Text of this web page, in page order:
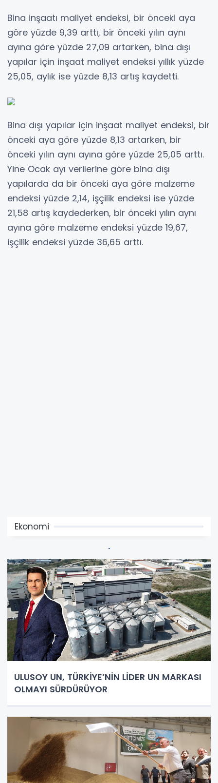
Bina inşaatı maliyet endeksi, bir önceki aya
göre yüzde 9,39 arttı, bir önceki yılın aynı
ayına göre yüzde 27,09 artarken, bina dışı
yapılar için inşaat maliyet endeksi yıllık yüzde
25,05, aylık ise yüzde 8,13 artış kaydetti.
Bina dışı yapılar için inşaat maliyet endeksi, bir
önceki aya göre yüzde 8,13 artarken, bir
önceki yılın aynı ayına göre yüzde 25,05 arttı.
Yine Ocak ayı verilerine göre bina dışı
yapılarda da bir önceki aya göre malzeme
endeksi yüzde 2,14, işçilik endeksi ise yüzde
21,58 artış kaydederken, bir önceki yılın aynı
ayına göre malzeme endeksi yüzde 19,67,
işçilik endeksi yüzde 36,65 arttı.
Ekonomi
ULUSOY UN, TÜRKİYE’NİN LİDER UN MARKASI
OLMAYI SÜRDÜRÜYOR